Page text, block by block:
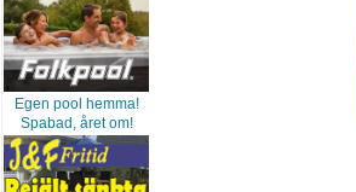
Egen pool hemma!
Spabad, året om!